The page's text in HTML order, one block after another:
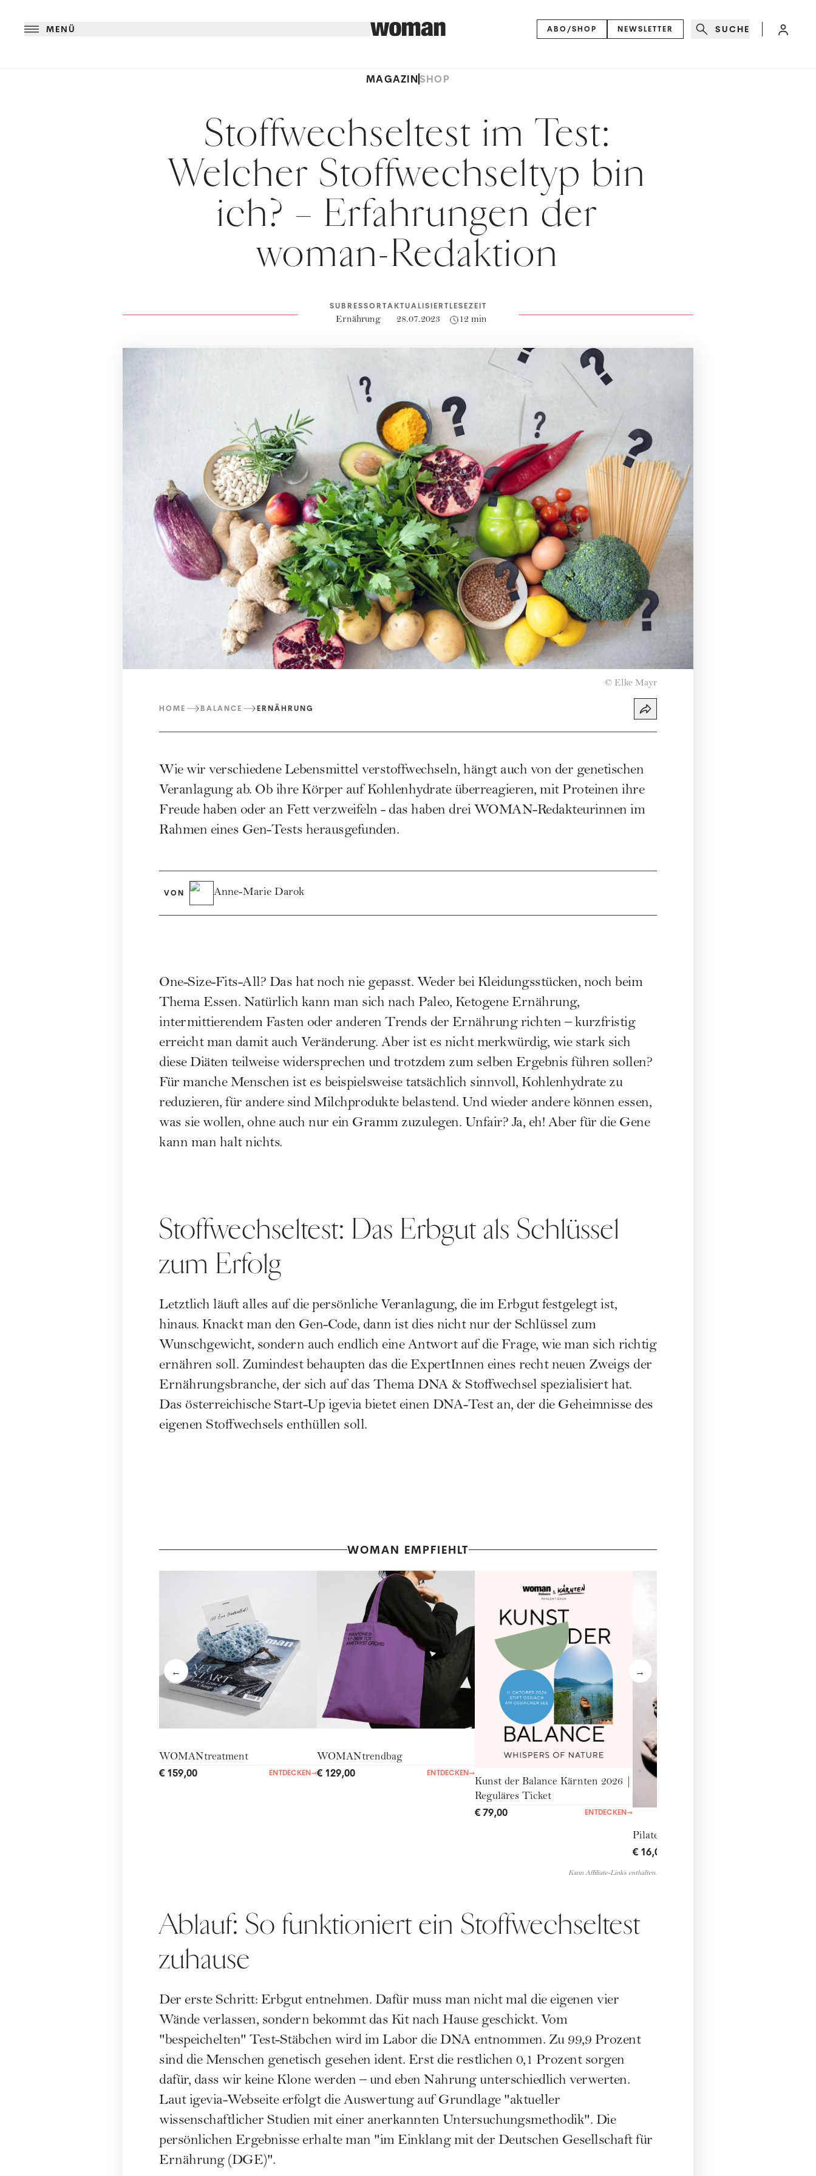
MENÜ ABO/SHOP NEWSLETTER SUCHE
MAGAZINSHOP
Stoffwechseltest im Test:
Welcher Stoffwechseltyp bin
ich? – Erfahrungen der
woman-Redaktion
SUBRESSORT
Ernährung
AKTUALISIERT
28.07.2023
LESEZEIT
12 min
© Elke Mayr
HOME BALANCE ERNÄHRUNG
Wie wir verschiedene Lebensmittel verstoffwechseln, hängt auch von der genetischen
Veranlagung ab. Ob ihre Körper auf Kohlenhydrate überreagieren, mit Proteinen ihre
Freude haben oder an Fett verzweifeln - das haben drei WOMAN-Redakteurinnen im
Rahmen eines Gen-Tests herausgefunden.
VON Anne-Marie Darok
One-Size-Fits-All? Das hat noch nie gepasst. Weder bei Kleidungsstücken, noch beim
Thema Essen. Natürlich kann man sich nach Paleo, Ketogene Ernährung,
intermittierendem Fasten oder anderen Trends der Ernährungrichten – kurzfristig
erreicht man damit auch Veränderung. Aber ist es nicht merkwürdig, wie stark sich
diese Diäten teilweise widersprechen und trotzdem zum selben Ergebnis führen sollen?
Für manche Menschen ist es beispielsweise tatsächlich sinnvoll, Kohlenhydrate zu
reduzieren, für andere sind Milchprodukte belastend. Und wieder andere können essen,
was sie wollen, ohne auch nur ein Gramm zuzulegen. Unfair? Ja, eh! Aber für die Gene
kann man halt nichts.
Stoffwechseltest: Das Erbgut als Schlüssel
zum Erfolg
Letztlich läuft alles auf die persönliche Veranlagung, die im Erbgut festgelegt ist,
hinaus. Knackt man den Gen-Code, dann ist dies nicht nur der Schlüssel zum
Wunschgewicht, sondern auch endlich eine Antwort auf die Frage, wie man sich richtig
ernähren soll. Zumindest behaupten das die ExpertInnen eines recht neuen Zweigs der
Ernährungsbranche, der sich auf das Thema DNA & Stoffwechsel spezialisiert hat.
Das österreichische Start-Up igevia bietet einen DNA-Test an, der die Geheimnisse des
eigenen Stoffwechsels enthüllen soll.
WOMAN EMPFIEHLT
← →
WOMANtreatment
€ 159,00 ENTDECKEN→
WOMANtrendbag
€ 129,00 ENTDECKEN→
Kunst der Balance Kärnten 2026 |
Reguläres Ticket
€ 79,00 ENTDECKEN→
Pilates-Socken
€ 16,00
Kann Affiliate-Links enthalten.
Ablauf: So funktioniert ein Stoffwechseltest
zuhause
Der erste Schritt: Erbgut entnehmen. Dafür muss man nicht mal die eigenen vier
Wände verlassen, sondern bekommt das Kit nach Hause geschickt. Vom
"bespeichelten" Test-Stäbchen wird im Labor die DNA entnommen. Zu 99,9 Prozent
sind die Menschen genetisch gesehen ident. Erst die restlichen 0,1 Prozent sorgen
dafür, dass wir keine Klone werden – und eben Nahrung unterschiedlich verwerten.
Laut igevia-Webseite erfolgt die Auswertung auf Grundlage "aktueller
wissenschaftlicher Studien mit einer anerkannten Untersuchungsmethodik". Die
persönlichen Ergebnisse erhalte man "im Einklang mit der Deutschen Gesellschaft für
Ernährung (DGE)".